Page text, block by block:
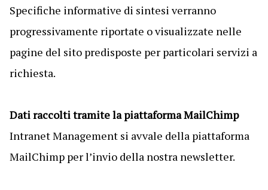
Specifiche informative di sintesi verranno
progressivamente riportate o visualizzate nelle
pagine del sito predisposte per particolari servizi a
richiesta.
Dati raccolti tramite la piattaforma MailChimp
Intranet Management si avvale della piattaforma
MailChimp per l’invio della nostra newsletter.